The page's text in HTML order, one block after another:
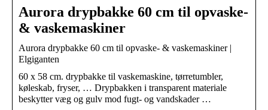
Aurora drypbakke 60 cm til opvaske-
& vaskemaskiner
Aurora drypbakke 60 cm til opvaske- & vaskemaskiner |
Elgiganten
60 x 58 cm. drypbakke til vaskemaskine, tørretumbler,
køleskab, fryser, … Drypbakken i transparent materiale
beskytter væg og gulv mod fugt- og vandskader …